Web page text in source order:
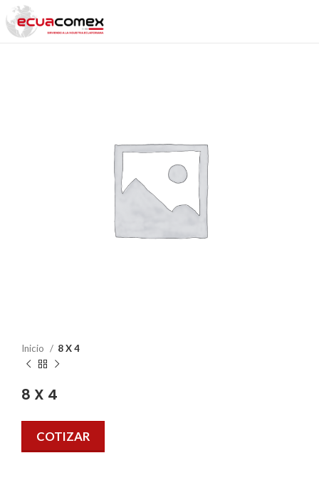
Inicio 8 X 4
8 X 4
COTIZAR